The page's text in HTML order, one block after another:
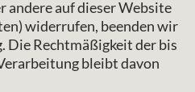
andere auf dieser Website
widerrufen, beenden wir
Die Rechtmäßigkeit der bis
bleibt davon